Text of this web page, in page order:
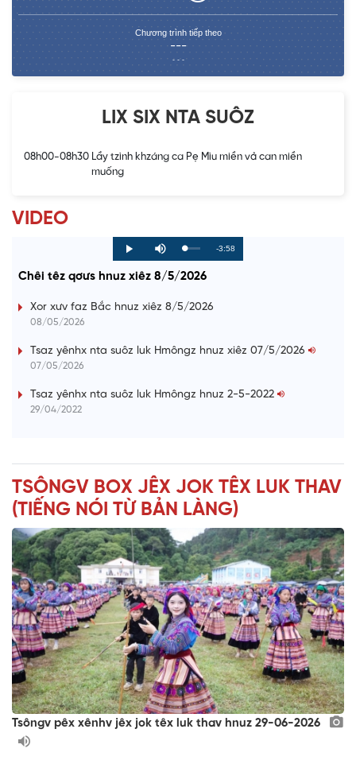
Chương trình tiếp theo
---
- - -
LIX SIX NTA SUÔZ
08h00-08h30 Lầy tzình khzáng ca Pẹ Mìu miền vả can miền
muống
VIDEO
P
l
y
M
u
e
L
d
e
0
%
P
r
g
s
R
i
T
m
e
-3:58
Chêi têz qơưs hnuz xiêz 8/5/2026
Xor xưv faz Bắc hnuz xiêz 8/5/2026
08/05/2026
Tsaz yênhx nta suôz luk Hmôngz hnuz xiêz 07/5/2026
07/05/2026
Tsaz yênhx nta suôz luk Hmôngz hnuz 2-5-2022
29/04/2022
TSÔNGV BOX JÊX JOK TÊX LUK THAV
(TIẾNG NÓI TỪ BẢN LÀNG)
Tsôngv pêx xênhv jêx jok têx luk thav hnuz 29-06-2026